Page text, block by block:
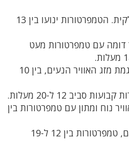
• 25 בנובמבר: מעונן חלקית. הטמפרטורות ינועו בין 13
דומה עם טמפרטורות מעט
• 27 בנובמבר: המשך מגמת מזג האוויר הנעים, בין 10
אוויר נוח ומתון עם טמפרטורות בין
• 1 בדצמבר: שמשי ונעים, טמפרטורות בין 12 ל-19